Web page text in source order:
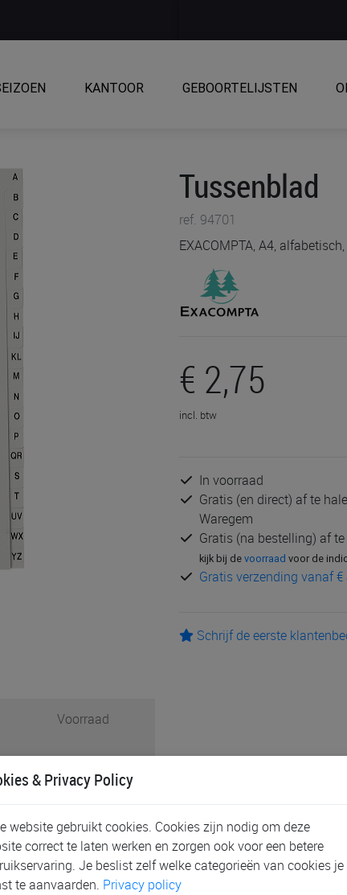
KANTOOR GEBOORTELIJSTEN
Voorraad
gebruik van
Tussenblad
ref. 94701
EXACOMPTA, A4,
€ 2,75
incl. btw
In voorraad
Gratis (en direct) af te
Waregem
Gratis (na bestelling) af
kijk bij devoorraad voor de
Gratis verzending vanaf €
Schrijf de eerste
& Privacy Policy
website gebruikt cookies. Cookies zijn nodig om deze
correct te laten werken en zorgen ook voor een betere
Je beslist zelf welke categorieën van cookies je
te aanvaarden. Privacy policy